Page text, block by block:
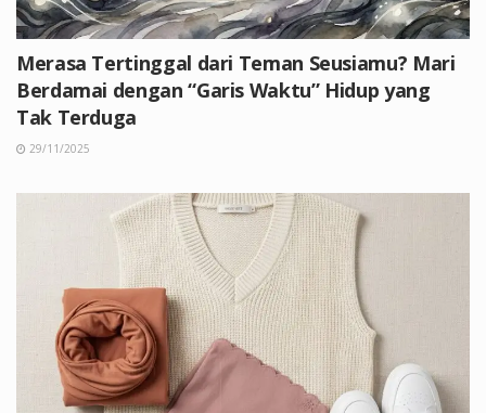
Merasa Tertinggal dari Teman Seusiamu? Mari
Berdamai dengan “Garis Waktu” Hidup yang
Tak Terduga
29/11/2025